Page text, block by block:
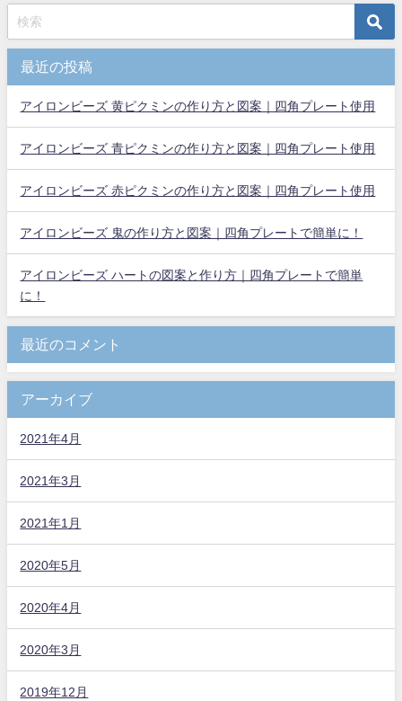
最近の投稿
アイロンビーズ 黄ピクミンの作り方と図案｜四角プレート使用
アイロンビーズ 青ピクミンの作り方と図案｜四角プレート使用
アイロンビーズ 赤ピクミンの作り方と図案｜四角プレート使用
アイロンビーズ 鬼の作り方と図案｜四角プレートで簡単に！
アイロンビーズ ハートの図案と作り方｜四角プレートで簡単
に！
最近のコメント
アーカイブ
2021年4月
2021年3月
2021年1月
2020年5月
2020年4月
2020年3月
2019年12月